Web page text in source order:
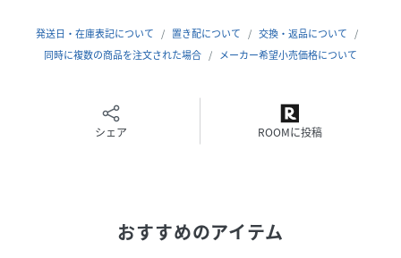
品番
NT7569_GID45020
発送日・在庫表記について 置き配について
交換・返品について
同時に複数の商品を注文された場合
メーカー希望小売価格について
シェア ROOMに投稿
おすすめのアイテム